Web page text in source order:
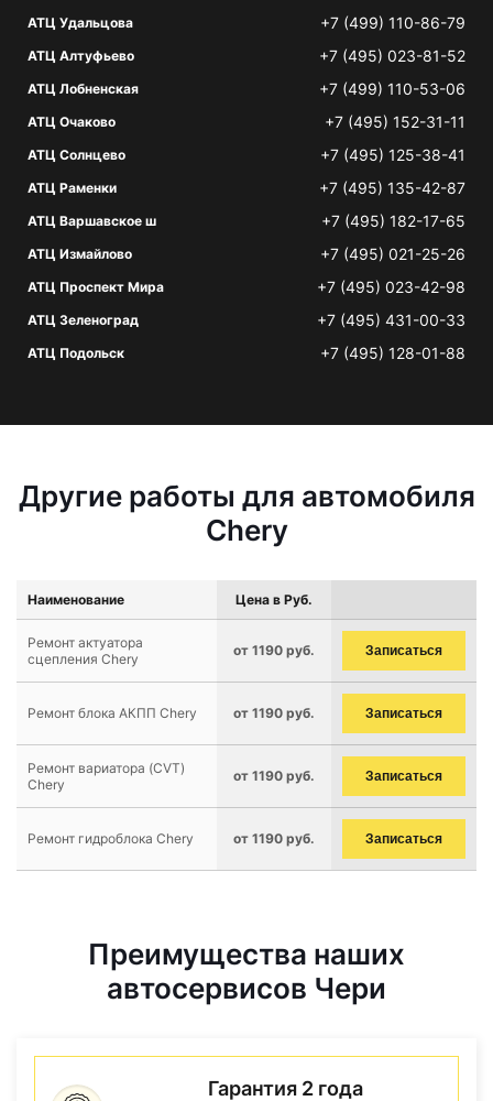
АТЦ Удальцова +7 (499) 110-86-79
АТЦ Алтуфьево +7 (495) 023-81-52
АТЦ Лобненская +7 (499) 110-53-06
АТЦ Очаково +7 (495) 152-31-11
АТЦ Солнцево +7 (495) 125-38-41
АТЦ Раменки +7 (495) 135-42-87
АТЦ Варшавское ш +7 (495) 182-17-65
АТЦ Измайлово +7 (495) 021-25-26
АТЦ Проспект Мира +7 (495) 023-42-98
АТЦ Зеленоград +7 (495) 431-00-33
АТЦ Подольск +7 (495) 128-01-88
Другие работы для автомобиля
Chery
Наименование Цена в Руб.
Ремонт актуатора
сцепления Chery
от 1190 руб. Записаться
Ремонт блока АКПП Chery от 1190 руб. Записаться
Ремонт вариатора (CVT)
Chery
от 1190 руб. Записаться
Ремонт гидроблока Chery от 1190 руб. Записаться
Преимущества наших
автосервисов Чери
Гарантия 2 года